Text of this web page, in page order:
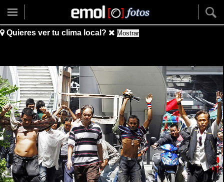
Quieres ver tu clima local? Mostrar